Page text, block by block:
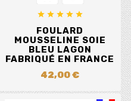
    
FOULARD
MOUSSELINE SOIE
BLEU LAGON
FABRIQUÉ EN FRANCE
42,00 €